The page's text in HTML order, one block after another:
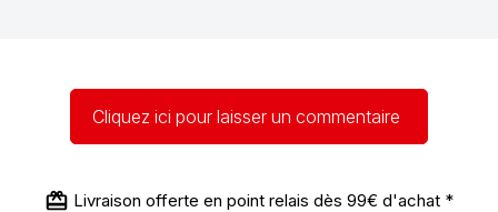
Cliquez ici pour laisser un commentaire
Livraison offerte en point relais dès 99€ d'achat *